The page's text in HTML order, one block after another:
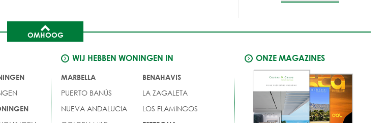
OMHOOG
WIJ HEBBEN WONINGEN IN
MARBELLA
PUERTO BANÚS
NUEVA ANDALUCIA
BENAHAVIS
LA ZAGALETA
LOS FLAMINGOS
ONZE MAGAZINES